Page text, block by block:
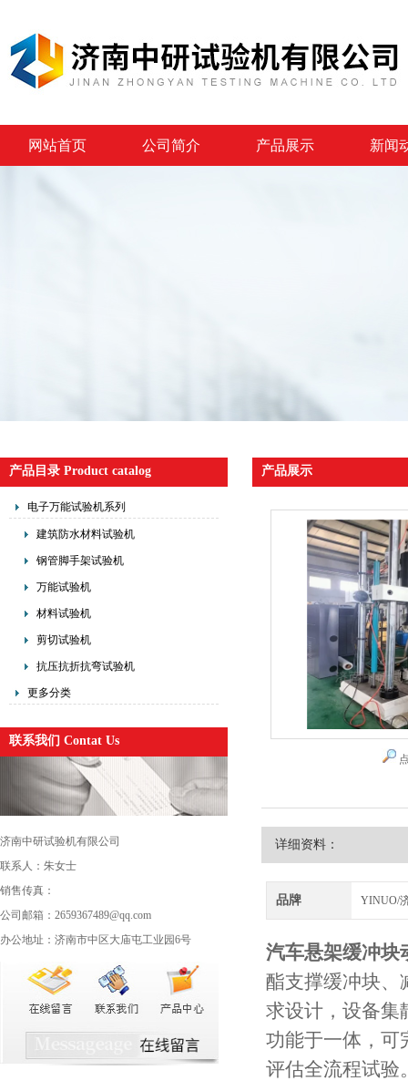
网站首页 公司简介 产品展示 新闻
产品目录 Product catalog
电子万能试验机系列
建筑防水材料试验机
钢管脚手架试验机
万能试验机
材料试验机
剪切试验机
抗压抗折抗弯试验机
更多分类
联系我们 Contat Us
济南中研试验机有限公司
联系人：朱女士
销售传真：
公司邮箱：2659367489@qq.com
办公地址：济南市中区大庙屯工业园6号
产品展示
详细资料：
品牌 YINUO/
汽车悬架缓冲块
酯支撑缓冲块、
求设计，设备集
功能于一体，可
评估全流程试验